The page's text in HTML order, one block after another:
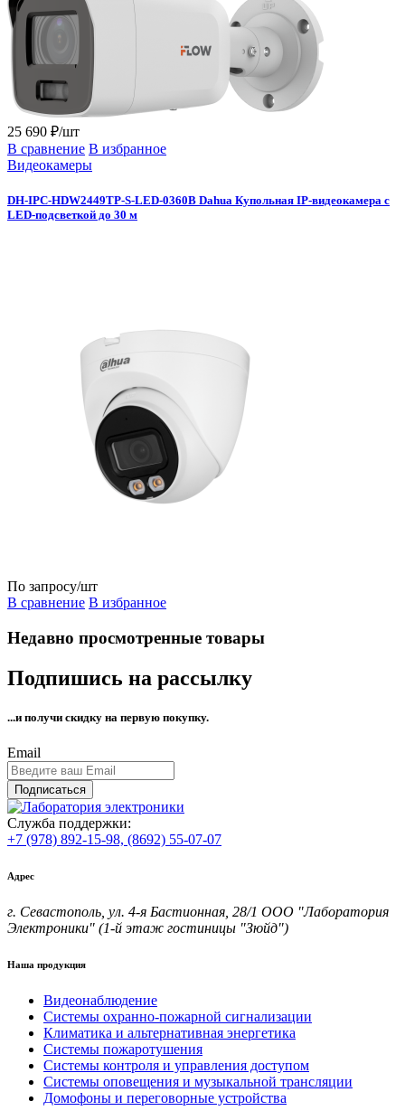
25 690 ₽/шт
В сравнение В избранное
Видеокамеры
DH-IPC-HDW2449TP-S-LED-0360B Dahua Купольная IP-видеокамера с
LED-подсветкой до 30 м
По запросу/шт
В сравнение В избранное
Недавно просмотренные товары
Подпишись на рассылку
...и получи скидку на первую покупку.
Email
Подписаться
Служба поддержки:
+7 (978) 892-15-98, (8692) 55-07-07
Адрес
г. Севастополь, ул. 4-я Бастионная, 28/1 ООО "Лаборатория
Электроники" (1-й этаж гостиницы "Зюйд")
Наша продукция
Видеонаблюдение
Системы охранно-пожарной сигнализации
Климатика и альтернативная энергетика
Системы пожаротушения
Системы контроля и управления доступом
Системы оповещения и музыкальной трансляции
Домофоны и переговорные устройства